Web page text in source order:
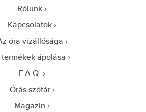
Rólunk
Kapcsolatok
óra vízállósága
ápolása
F.A.Q.
Órás szótár
Magazin